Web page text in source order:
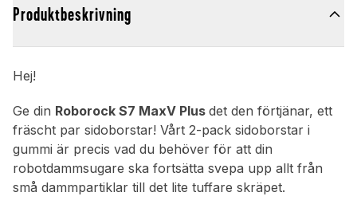
Produktbeskrivning
Hej!
Ge din Roborock S7 MaxV Plus det den förtjänar, ett
fräscht par sidoborstar! Vårt 2-pack sidoborstar i
gummi är precis vad du behöver för att din
robotdammsugare ska fortsätta svepa upp allt från
små dammpartiklar till det lite tuffare skräpet.